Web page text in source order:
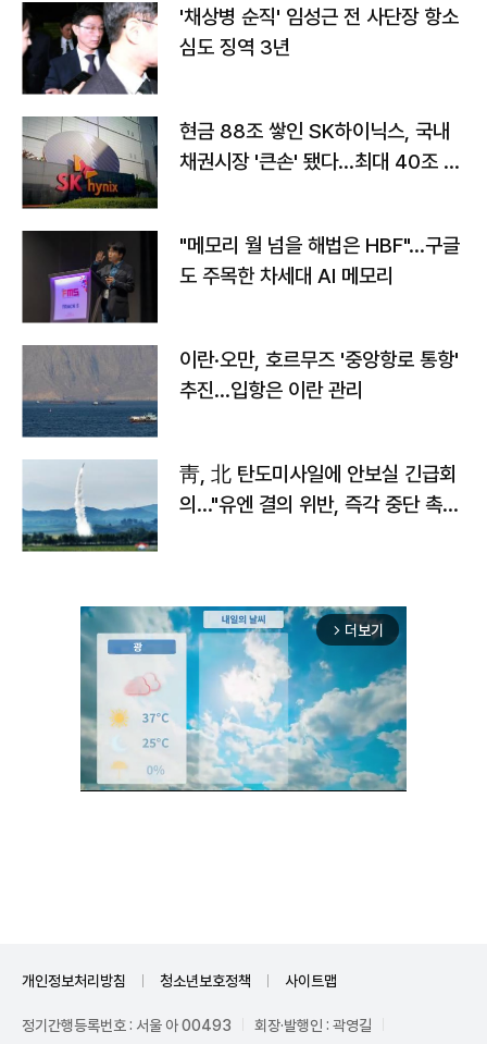
'채상병 순직' 임성근 전 사단장 항소
심도 징역 3년
현금 88조 쌓인 SK하이닉스, 국내
채권시장 '큰손' 됐다…최대 40조 투
"메모리 월 넘을 해법은 HBF"…구글
도 주목한 차세대 AI 메모리
이란·오만, 호르무즈 '중앙항로 통항'
추진…입항은 이란 관리
靑, 北 탄도미사일에 안보실 긴급회
의…"유엔 결의 위반, 즉각 중단 촉
arrow_forward_ios 더보기
개인정보처리방침 청소년보호정책 사이트맵
정기간행등록번호 : 서울 아 00493 회장·발행인 : 곽영길